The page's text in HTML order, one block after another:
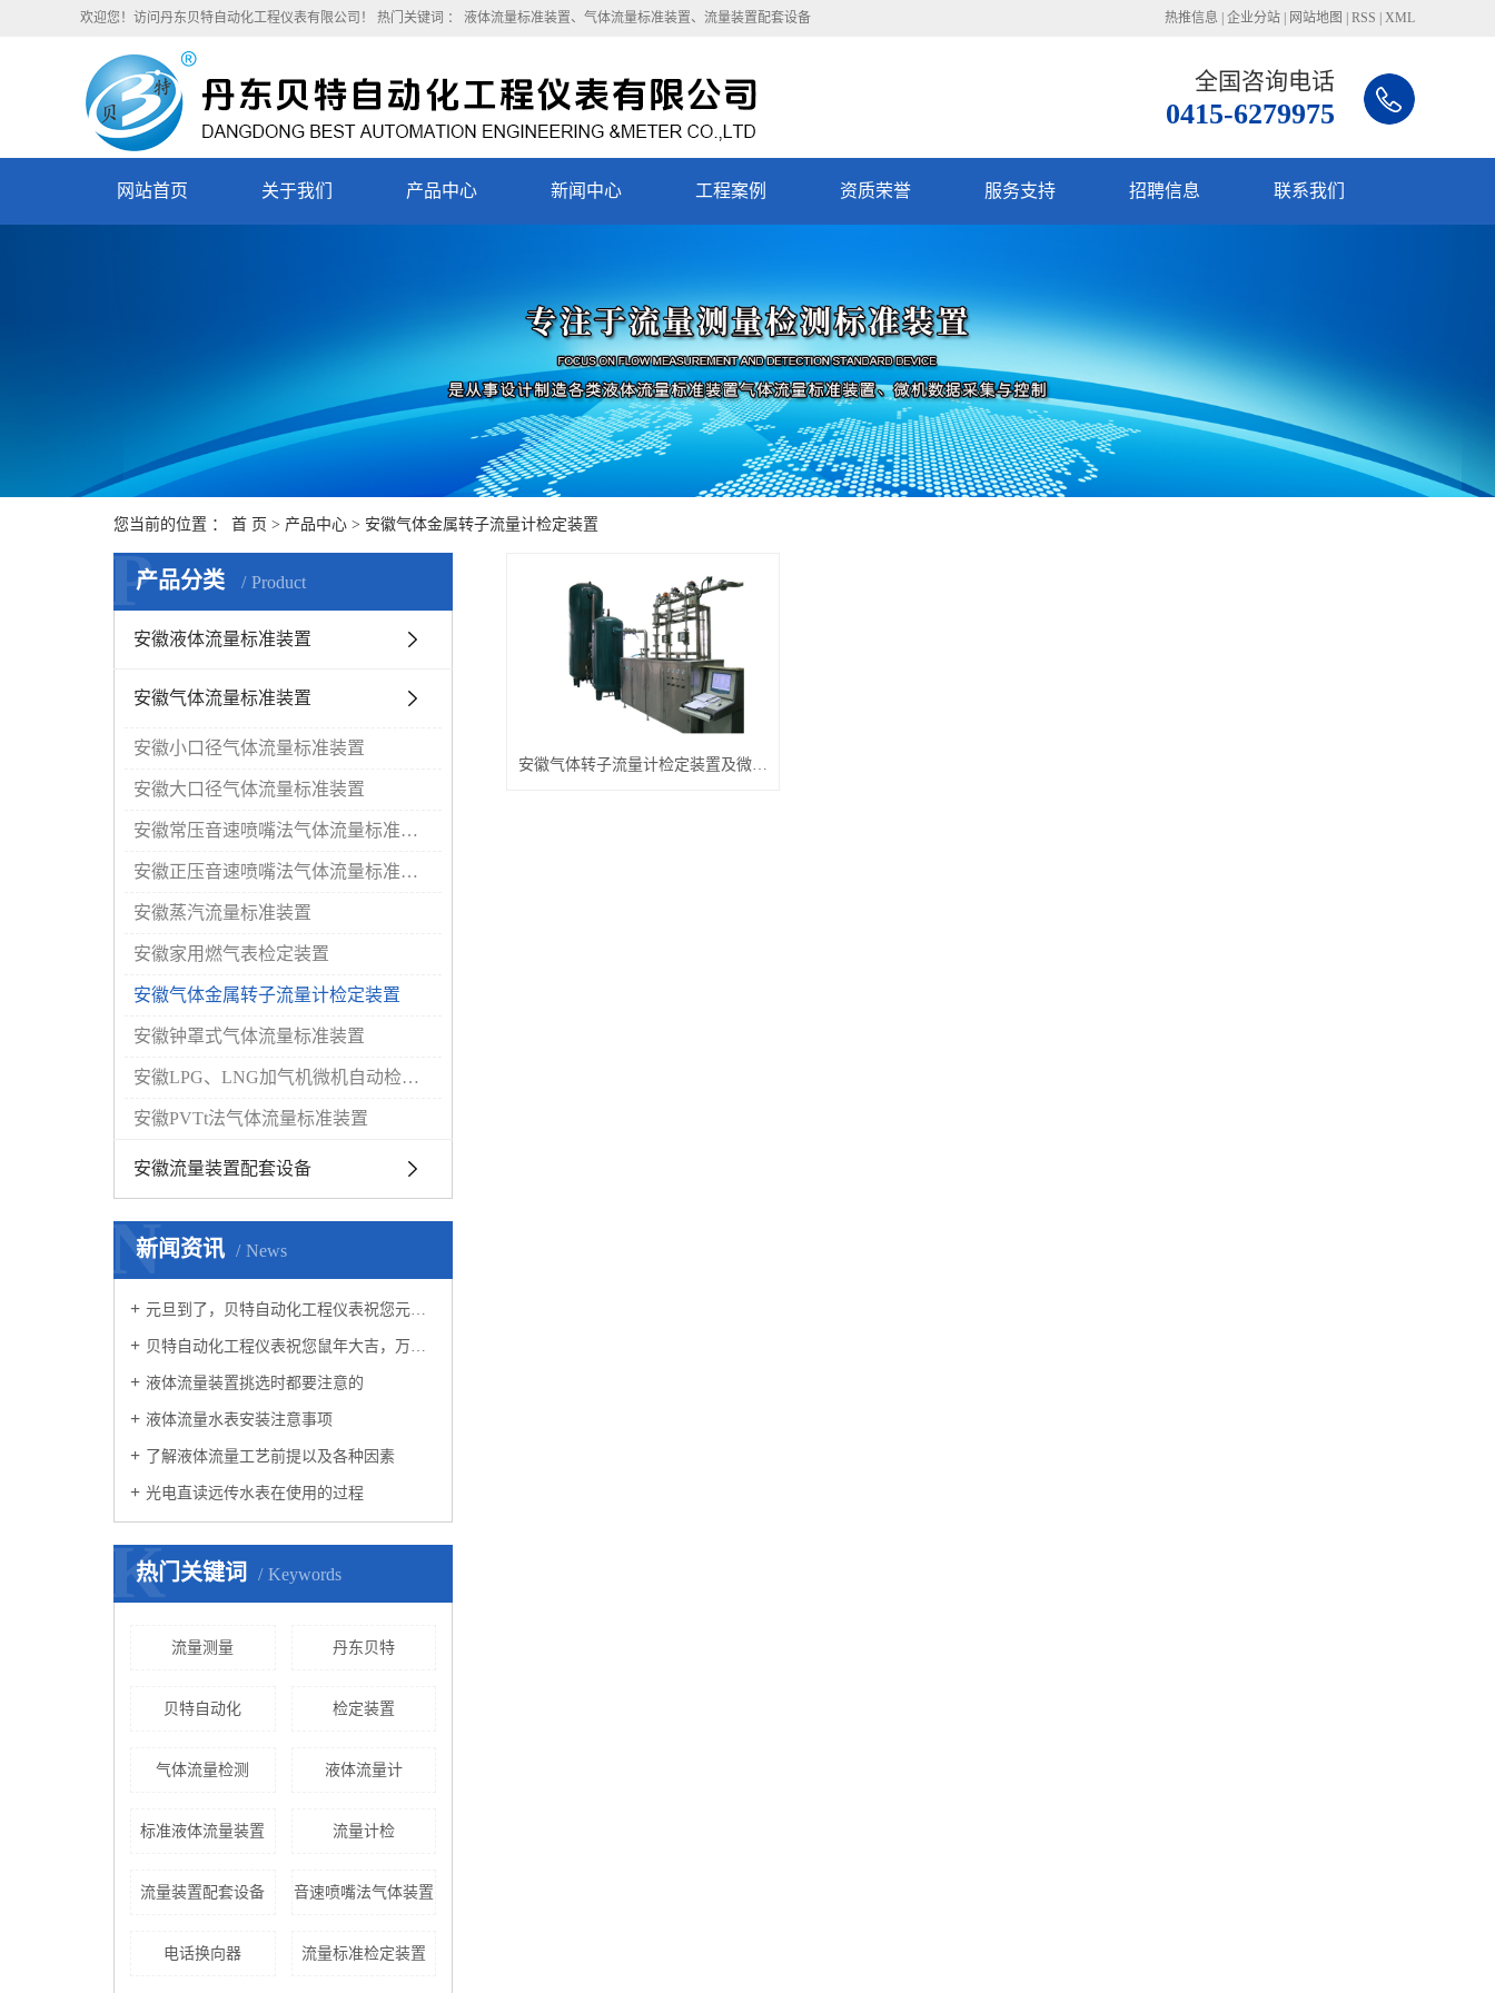
欢迎您！访问丹东贝特自动化工程仪表有限公司！ 热门关键词 ： 液体流量标准装置、 气体流量标准装置、 流量装置配套设备 热推信息 企业分站 网站地图 RSS XML
全国咨询电话
0415-6279975
网站首页 关于我们 产品中心 新闻中心 工程案例 资质荣誉 服务支持 招聘信息 联系我们
您当前的位置 ： 首 页 > 产品中心 > 安徽气体金属转子流量计检定装置
产品分类 Product
P
安徽液体流量标准装置
安徽气体流量标准装置
安徽小口径气体流量标准装置
安徽大口径气体流量标准装置
安徽常压音速喷嘴法气体流量标准装置
安徽正压音速喷嘴法气体流量标准装置
安徽蒸汽流量标准装置
安徽家用燃气表检定装置
安徽气体金属转子流量计检定装置
安徽钟罩式气体流量标准装置
安徽LPG、LNG加气机微机自动检定系统
安徽PVTt法气体流量标准装置
安徽流量装置配套设备
新闻资讯 News
N
元旦到了，贝特自动化工程仪表祝您元旦快乐！
贝特自动化工程仪表祝您鼠年大吉，万事如意！
液体流量装置挑选时都要注意的
液体流量水表安装注意事项
了解液体流量工艺前提以及各种因素
光电直读远传水表在使用的过程
热门关键词 Keywords
K
流量测量 丹东贝特
贝特自动化 检定装置
气体流量检测 液体流量计
标准液体流量装置 流量计检
流量装置配套设备 音速喷嘴法气体装置
电话换向器 流量标准检定装置
安徽气体转子流量计检定装置及微机自动控制系统